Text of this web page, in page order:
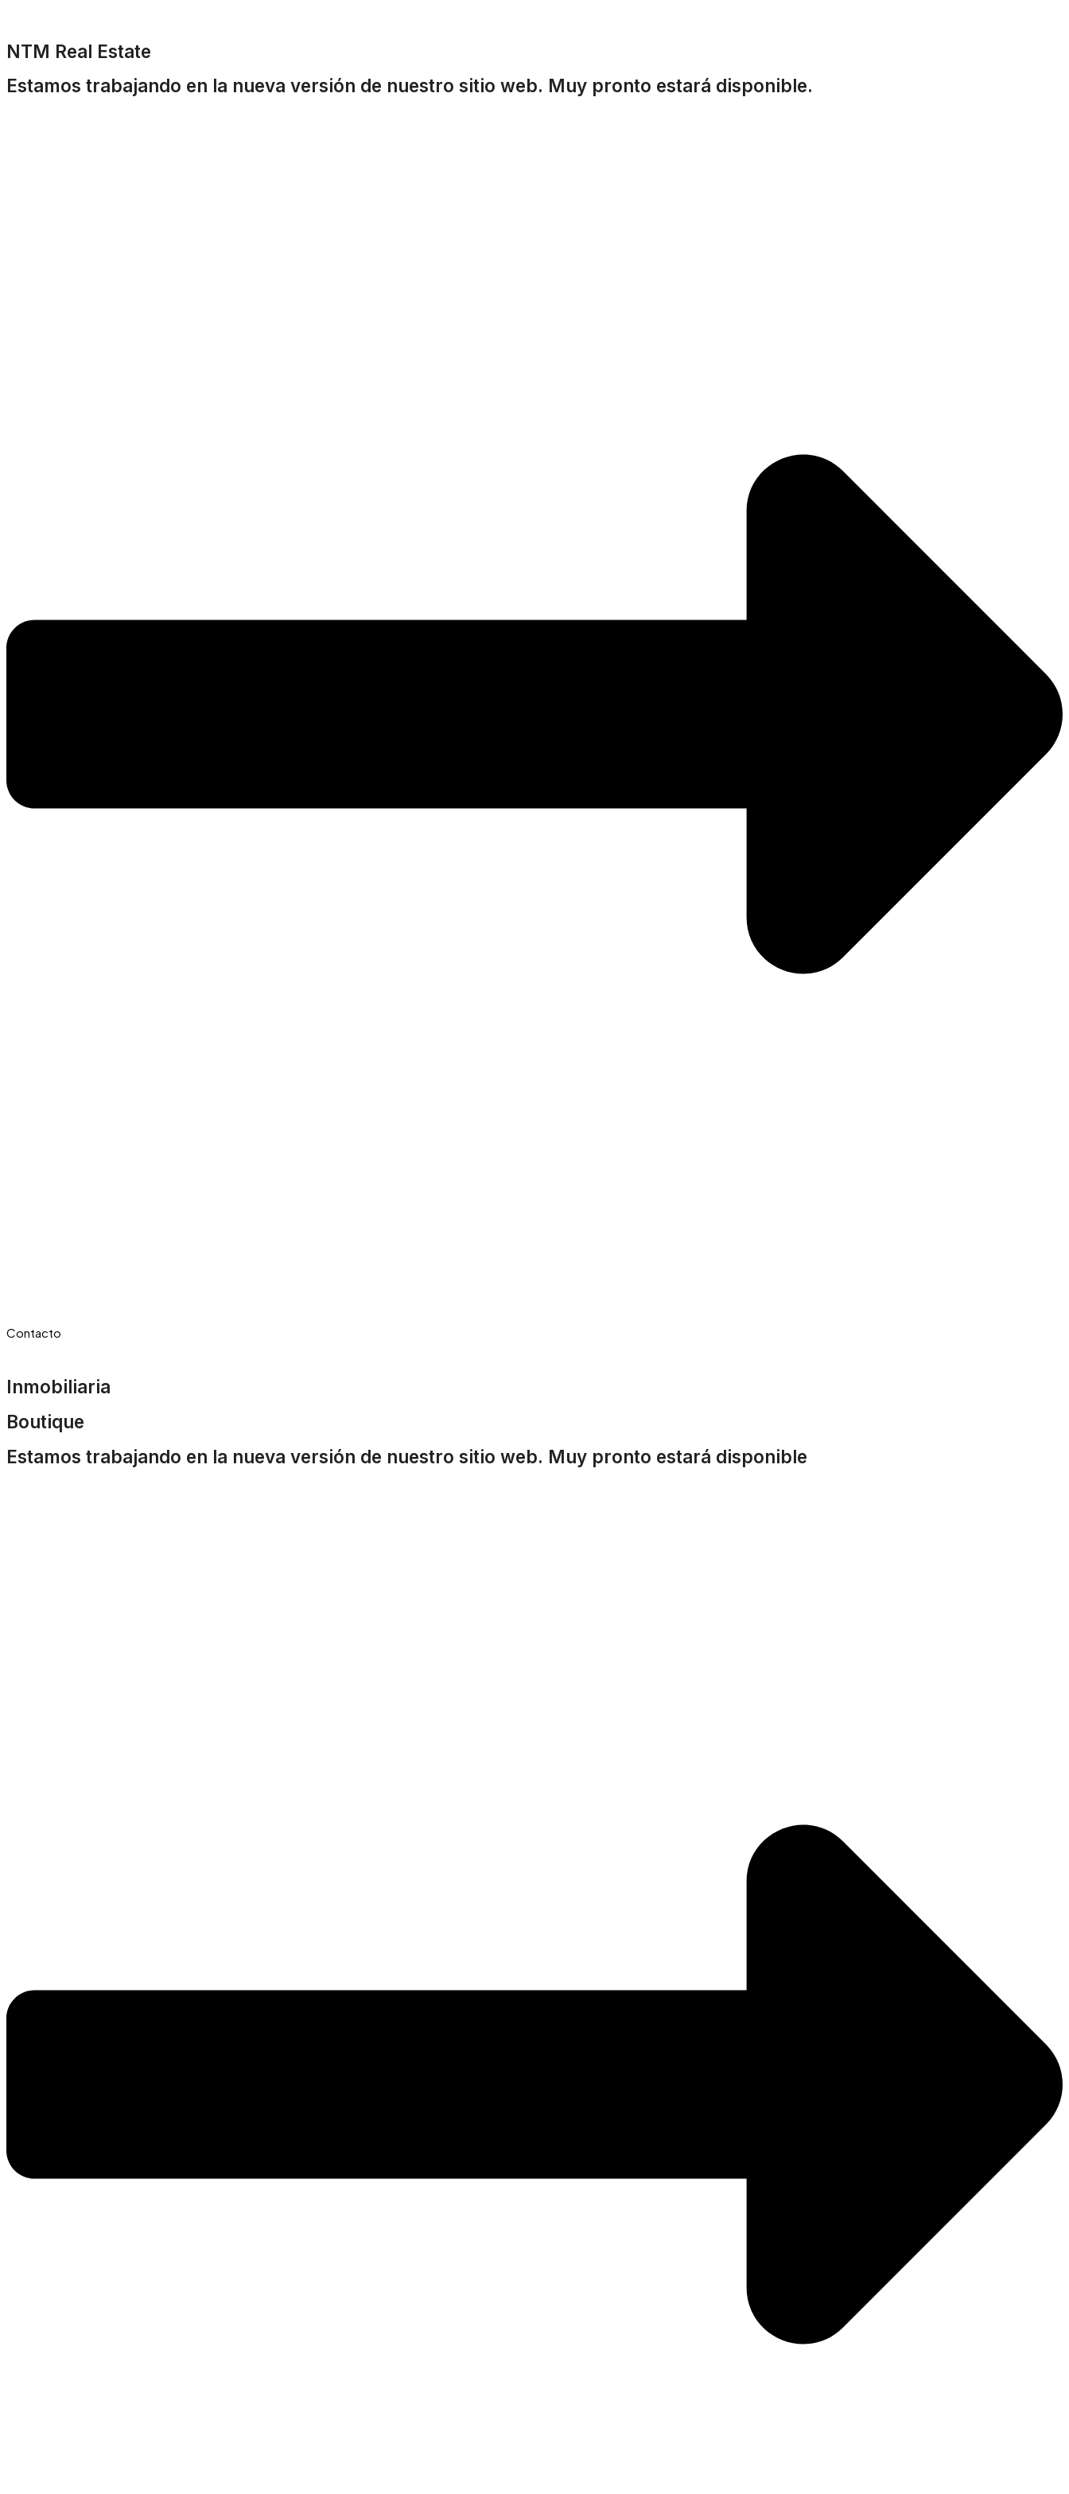
NTM Real Estate
Estamos trabajando en la nueva versión de nuestro sitio web. Muy pronto estará disponible.
Contacto
Inmobiliaria
Boutique
Estamos trabajando en la nueva versión de nuestro sitio web. Muy pronto estará disponible